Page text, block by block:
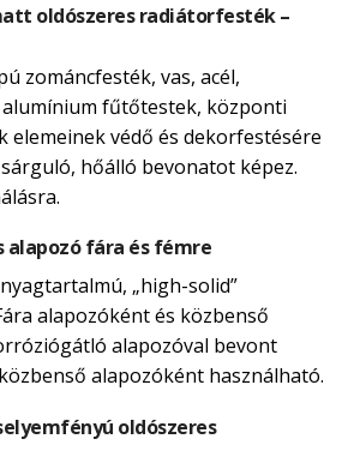
oldószeres radiátorfesték –
zománcfesték, vas, acél,
fűtőtestek, központi
elemeinek védő és dekorfestésére
hőálló bevonatot képez.
alapozó fára és fémre
„high-solid”
alapozóként és közbenső
alapozóval bevont
alapozóként használható.
oldószeres